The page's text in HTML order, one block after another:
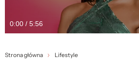
0:00 / 5:56
Strona główna Lifestyle